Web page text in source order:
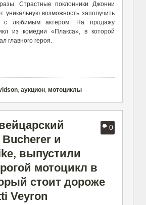
Страстные поклонники Джонни
уникальную возможность заполучить
с любимым актером. На продажу
из комедии «Плакса», в которой
главного героя.
, аукцион, мотоциклы
0
и
выпустили
мотоцикл в
стоит дороже
Veyron